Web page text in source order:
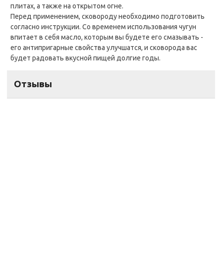
плитах, а также на открытом огне.
Перед применением, сковороду необходимо подготовить
согласно инструкции. Со временем использования чугун
впитает в себя масло, которым вы будете его смазывать -
его антипригарные свойства улучшатся, и сковорода вас
будет радовать вкусной пищей долгие годы.
Отзывы